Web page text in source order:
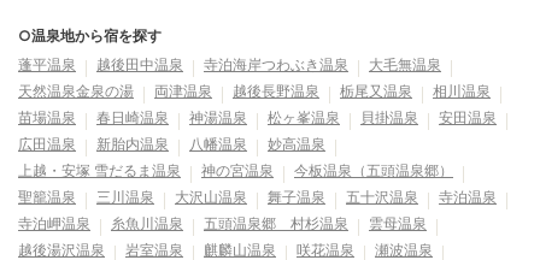
○温泉地から宿を探す
蓬平温泉
越後田中温泉 寺泊海岸つわぶき温泉
大毛無温泉
天然温泉金泉の湯
両津温泉 越後長野温泉 栃尾又温泉
相川温泉
苗場温泉
春日崎温泉 神湯温泉 松ヶ峯温泉 貝掛温泉
安田温泉
広田温泉
新胎内温泉 八幡温泉
妙高温泉
上越・安塚 雪だるま温泉
神の宮温泉
今板温泉（五頭温泉郷）
聖籠温泉
三川温泉 大沢山温泉 舞子温泉 五十沢温泉
寺泊温泉
寺泊岬温泉
糸魚川温泉 五頭温泉郷 村杉温泉
雲母温泉
越後湯沢温泉
岩室温泉 麒麟山温泉 咲花温泉
瀬波温泉